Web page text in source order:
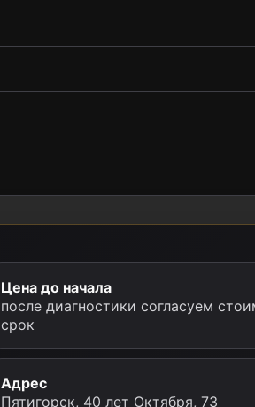
Цена до начала
после диагностики согласуем
срок
Адрес
Пятигорск, 40 лет Октября, 73